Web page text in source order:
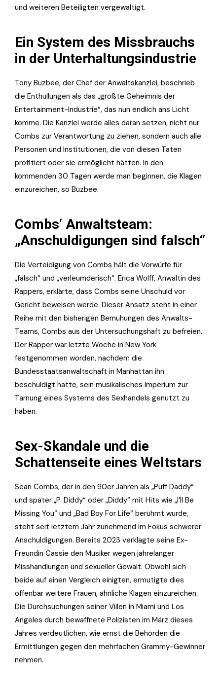
und weiteren Beteiligten vergewaltigt.
Ein System des Missbrauchs
in der Unterhaltungsindustrie
Tony Buzbee, der Chef der Anwaltskanzlei, beschrieb
die Enthüllungen als das „größte Geheimnis der
Entertainment-Industrie“, das nun endlich ans Licht
komme. Die Kanzlei werde alles daran setzen, nicht nur
Combs zur Verantwortung zu ziehen, sondern auch alle
Personen und Institutionen, die von diesen Taten
profitiert oder sie ermöglicht hätten. In den
kommenden 30 Tagen werde man beginnen, die Klagen
einzureichen, so Buzbee.
Combs‘ Anwaltsteam:
„Anschuldigungen sind falsch“
Die Verteidigung von Combs hält die Vorwürfe für
„falsch“ und „verleumderisch“. Erica Wolff, Anwältin des
Rappers, erklärte, dass Combs seine Unschuld vor
Gericht beweisen werde. Dieser Ansatz steht in einer
Reihe mit den bisherigen Bemühungen des Anwalts-
Teams, Combs aus der Untersuchungshaft zu befreien.
Der Rapper war letzte Woche in New York
festgenommen worden, nachdem die
Bundesstaatsanwaltschaft in Manhattan ihn
beschuldigt hatte, sein musikalisches Imperium zur
Tarnung eines Systems des Sexhandels genutzt zu
haben.
Sex-Skandale und die
Schattenseite eines Weltstars
Sean Combs, der in den 90er Jahren als „Puff Daddy“
und später „P. Diddy“ oder „Diddy“ mit Hits wie „I’ll Be
Missing You“ und „Bad Boy For Life“ berühmt wurde,
steht seit letztem Jahr zunehmend im Fokus schwerer
Anschuldigungen. Bereits 2023 verklagte seine Ex-
Freundin Cassie den Musiker wegen jahrelanger
Misshandlungen und sexueller Gewalt. Obwohl sich
beide auf einen Vergleich einigten, ermutigte dies
offenbar weitere Frauen, ähnliche Klagen einzureichen.
Die Durchsuchungen seiner Villen in Miami und Los
Angeles durch bewaffnete Polizisten im März dieses
Jahres verdeutlichen, wie ernst die Behörden die
Ermittlungen gegen den mehrfachen Grammy-Gewinner
nehmen.